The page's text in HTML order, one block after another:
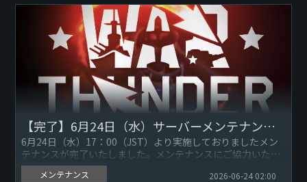
【完了】6月24日（水）サーバーメンテナンスのお知らせ
6月24日（水）17：00（JST）より実施しておりましたメン
テナンスが完了いたしました。メンテナンスにご協力いただ
きありがとうございました。『War Thunder』ゲームサー
メンテナンス 2026-06-24 02:00